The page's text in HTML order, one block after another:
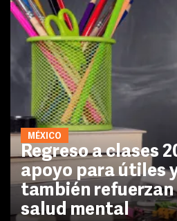
MÉXICO
Regreso a clases
apoyo para útiles
también
salud mental